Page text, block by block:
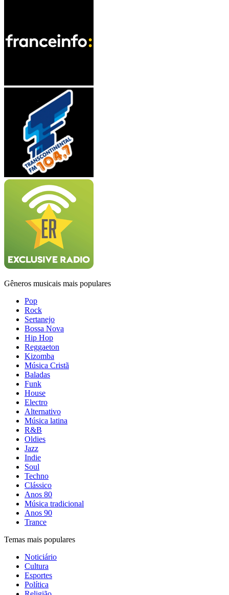
Gêneros musicais mais populares
Pop
Rock
Sertanejo
Bossa Nova
Hip Hop
Reggaeton
Kizomba
Música Cristã
Baladas
Funk
House
Electro
Alternativo
Música latina
R&B
Oldies
Jazz
Indie
Soul
Techno
Clássico
Anos 80
Música tradicional
Anos 90
Trance
Temas mais populares
Noticiário
Cultura
Esportes
Política